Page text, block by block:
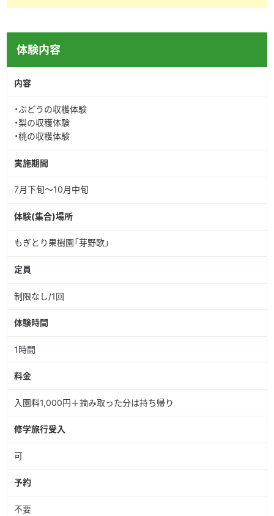
体験内容
内容
・ぶどうの収穫体験
・梨の収穫体験
・桃の収穫体験
実施期間
7月下旬～10月中旬
体験(集合)場所
もぎとり果樹園「芽野歌」
定員
制限なし/1回
体験時間
1時間
料金
入園料1,000円＋摘み取った分は持ち帰り
修学旅行受入
可
予約
不要